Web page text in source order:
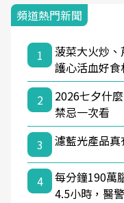
頻道熱門新聞
1
菠菜大火炒
護心活血好
2
2026七夕什
禁忌一次看
3
濾藍光產品
4
每分鐘190萬
4.5小時，醫